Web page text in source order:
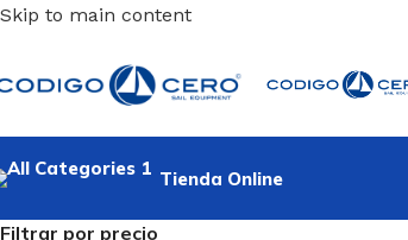
Skip to main content
Tienda Online
Filtrar por precio